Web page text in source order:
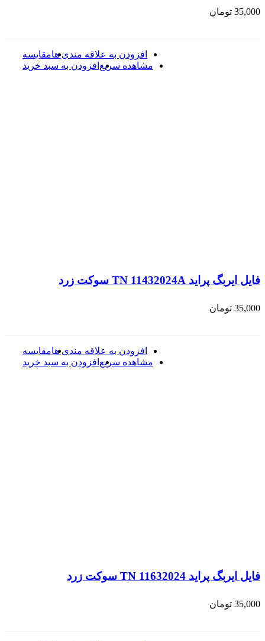
35,000 تومان
مقایسهافزودن به علاقه مندی ها
افزودن به سبد خرید مشاهده سریع
فایل ایربگ پراید TN 11432024A سوکت زرد
35,000 تومان
مقایسهافزودن به علاقه مندی ها
افزودن به سبد خرید مشاهده سریع
فایل ایربگ پراید TN 11632024 سوکت زرد
35,000 تومان